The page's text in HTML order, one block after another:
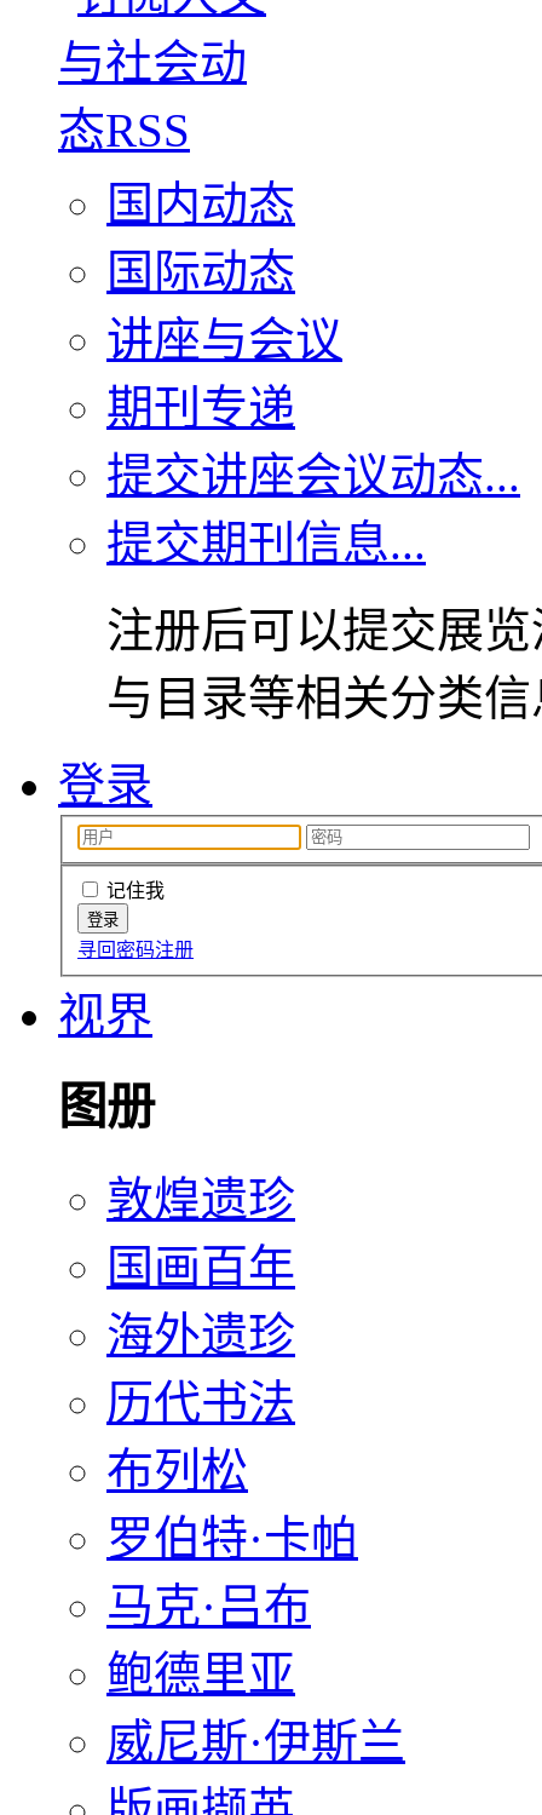
国内动态
国际动态
讲座与会议
期刊专递
提交讲座会议动态...
提交期刊信息...
注册后可以提交展
与目录等相关分类
登录
记住我
寻回密码注册
视界
图册
敦煌遗珍
国画百年
海外遗珍
历代书法
布列松
罗伯特·卡帕
马克·吕布
鲍德里亚
威尼斯·伊斯兰